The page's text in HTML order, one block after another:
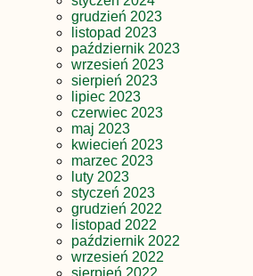
grudzień 2023
listopad 2023
październik 2023
wrzesień 2023
sierpień 2023
lipiec 2023
czerwiec 2023
maj 2023
kwiecień 2023
marzec 2023
luty 2023
styczeń 2023
grudzień 2022
listopad 2022
październik 2022
wrzesień 2022